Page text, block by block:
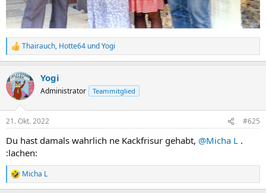
R
e
k
t
i
e
:
Thairauch, Hotte64 undYogi
Yogi
Administrator Teammitglied
21. Okt. 2022 #625
Du hast damals wahrlich ne Kackfrisur gehabt, @Micha L .
:lachen:
R
e
Micha L